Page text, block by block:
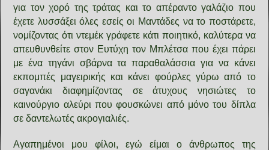
για τον χορό της τράτας και το απέραντο γαλάζιο που
έχετε λυσσάξει όλες εσείς οι Μαντάδες να το ποστάρετε,
νομίζοντας ότι ντεμέκ γράφετε κάτι ποιητικό, καλύτερα να
απευθυνθείτε στον Ευτύχη τον Μπλέτσα που έχει πάρει
με ένα τηγάνι σβάρνα τα παραθαλάσσια για να κάνει
εκπομπές μαγειρικής και κάνει φούρλες γύρω από το
σαγανάκι διαφημίζοντας σε άτυχους νησιώτες το
καινούργιο αλεύρι που φουσκώνει από μόνο του δίπλα
σε δαντελωτές ακρογιαλιές.
Αγαπημένοι μου φίλοι, εγώ είμαι ο άνθρωπος της